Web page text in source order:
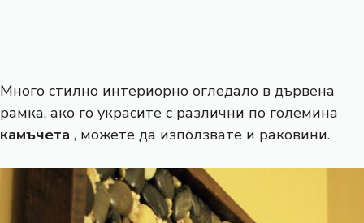
Много стилно интериорно огледало в дървена
рамка, ако го украсите с различни по големина
камъчета , можете да използвате и раковини.